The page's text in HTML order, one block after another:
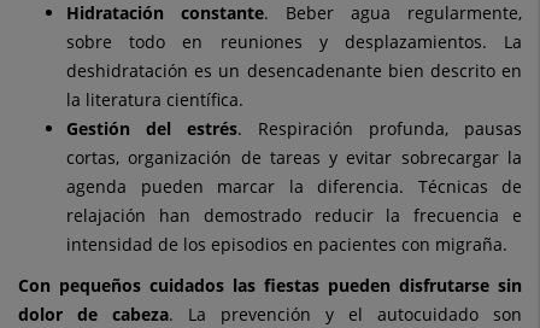
Hidratación constante. Beber agua regularmente,
sobre todo en reuniones y desplazamientos. La
deshidratación es un desencadenante bien descrito en
la literatura científica.
Gestión del estrés. Respiración profunda, pausas
cortas, organización de tareas y evitar sobrecargar la
agenda pueden marcar la diferencia. Técnicas de
relajación han demostrado reducir la frecuencia e
intensidad de los episodios en pacientes con migraña.
Con pequeños cuidados las fiestas pueden disfrutarse sin
dolor de cabeza. La prevención y el autocuidado son